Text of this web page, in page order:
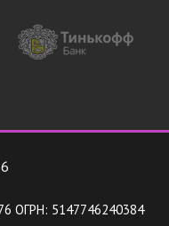
ОГРН: 5147746240384